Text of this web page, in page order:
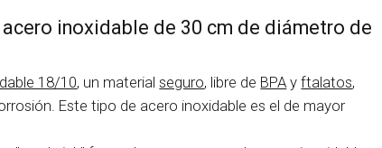
inoxidable de 30 cm de diámetro de
18/10, un materialseguro, libre de BPA yftalatos,
Este tipo de acero inoxidable es el de mayor